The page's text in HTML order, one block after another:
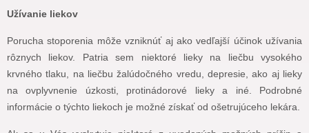
Užívanie liekov
Porucha stoporenia môže vzniknúť aj ako vedľajší účinok užívania
rôznych liekov. Patria sem niektoré lieky na liečbu vysokého
krvného tlaku, na liečbu žalúdočného vredu, depresie, ako aj lieky
na ovplyvnenie úzkosti, protinádorové lieky a iné. Podrobné
informácie o týchto liekoch je možné získať od ošetrujúceho lekára.